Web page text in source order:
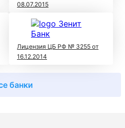
08.07.2015
Лицензия ЦБ РФ № 3255 от
16.12.2014
банки